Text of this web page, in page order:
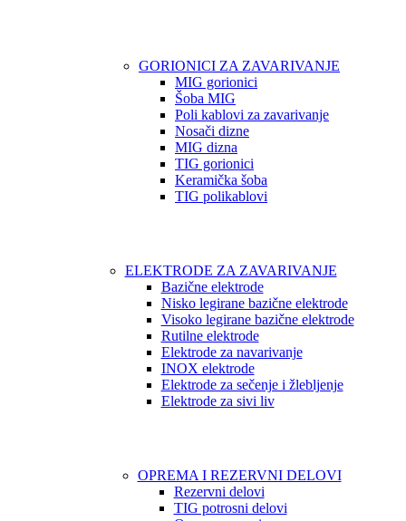
GORIONICI ZA ZAVARIVANJE
MIG gorionici
Šoba MIG
Poli kablovi za zavarivanje
Nosači dizne
MIG dizna
TIG gorionici
Keramička šoba
TIG polikablovi
ELEKTRODE ZA ZAVARIVANJE
Bazične elektrode
Nisko legirane bazične elektrode
Visoko legirane bazične elektrode
Rutilne elektrode
Elektrode za navarivanje
INOX elektrode
Elektrode za sečenje i žlebljenje
Elektrode za sivi liv
OPREMA I REZERVNI DELOVI
Rezervni delovi
TIG potrosni delovi